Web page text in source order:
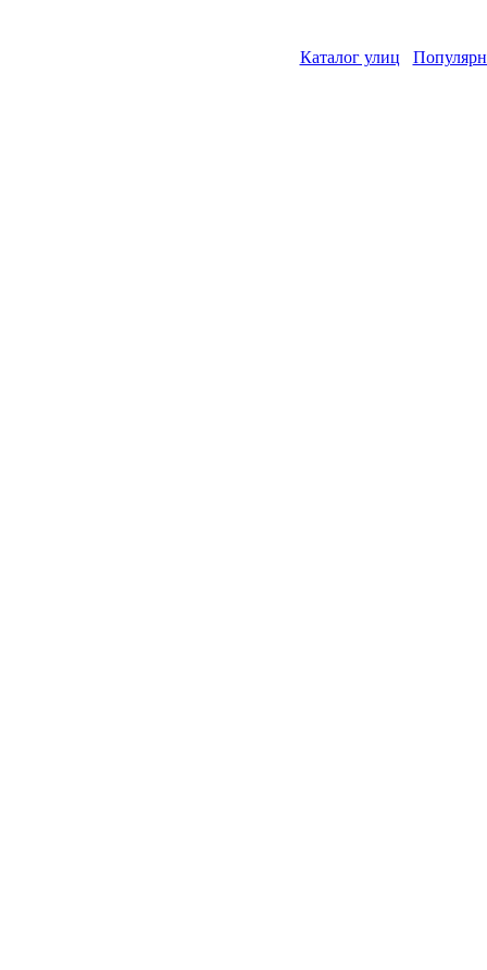
Каталог улиц